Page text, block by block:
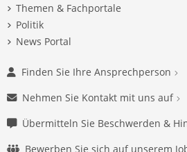
Themen & Fachportale
Politik
News Portal
Finden Sie Ihre Ansprechperson
Nehmen Sie Kontakt mit uns auf
Übermitteln Sie Beschwerden &
Bewerben Sie sich auf unserem